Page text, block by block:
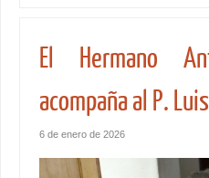
El Hermano
acompaña al P.
6 de enero de 2026